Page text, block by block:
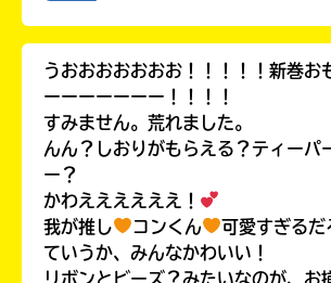
うおおおおおおお！！！！！新巻お
ーーーーーーー！！！！
すみません。荒れました。
んん？しおりがもらえる？ティーパ
ー？
かわええええええ！
我が推し
コンくん
可愛すぎるだ
ていうか、みんなかわいい！
リボンとビーズ？みたいなのが、お